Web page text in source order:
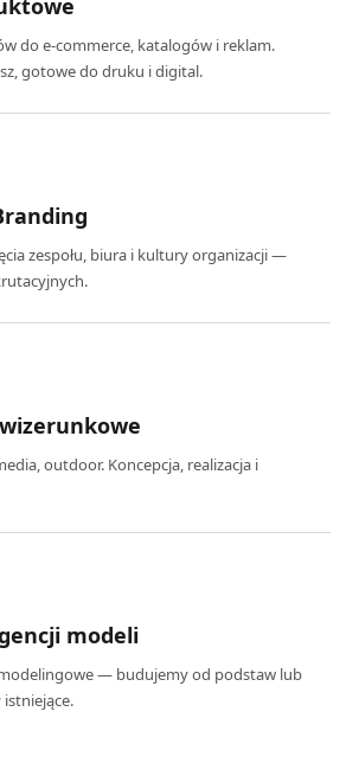
do e-commerce, katalogów i reklam.
gotowe do druku i digital.
zespołu, biura i kultury organizacji —
outdoor. Koncepcja, realizacja i
modeli
— budujemy od podstaw lub